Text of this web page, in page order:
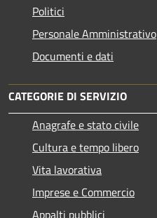
Politici
Personale Amministrativo
Documenti e dati
CATEGORIE DI SERVIZIO
Anagrafe e stato civile
Cultura e tempo libero
Vita lavorativa
Imprese e Commercio
Appalti pubblici